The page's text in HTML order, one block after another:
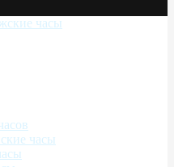
часы
часы